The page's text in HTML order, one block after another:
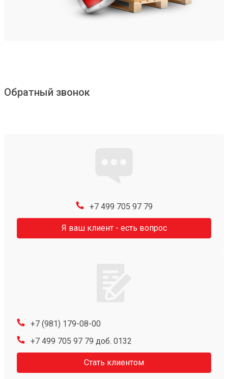
Обратный звонок
+7 499 705 97 79
Я ваш клиент - есть вопрос
+7 (981) 179-08-00
+7 499 705 97 79 доб. 0132
Стать клиентом